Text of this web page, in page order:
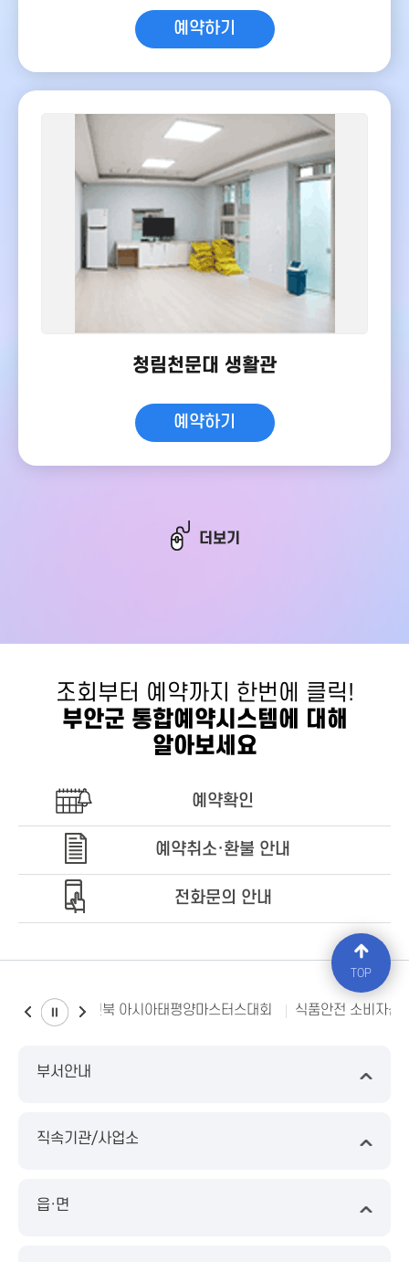
예약하기
청림천문대 생활관
예약하기
더보기
조회부터 예약까지 한번에 클릭!
부안군 통합예약시스템에 대해
알아보세요
예약확인
예약취소·환불 안내
전화문의 안내
2023전북 아시아태평양마스터스대회 식품안전 소비자신
부서안내
직속기관/사업소
읍·면
TOP